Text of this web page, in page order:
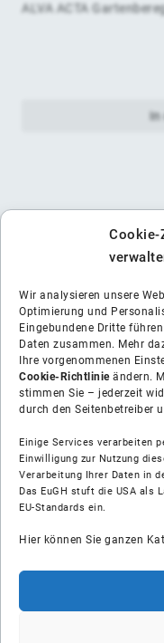
Cookie-
Wir analysieren unsere
Optimierung und
Eingebundene Dritte
Daten zusammen. Mehr
Ihre vorgenommenen
Cookie-Richtlinieändern.
stimmen Sie – jederzeit
durch den Seitenbetreiber
Einige Services verarbeiten
Einwilligung zur Nutzung
Verarbeitung Ihrer Daten in
Das EuGH stuft die USA als
EU-Standards ein.
Hier können Sie ganzen
ALVA ACTA
In
Über uns
Soziale Medien